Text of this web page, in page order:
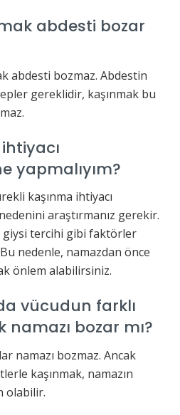
abdesti bozar
abdesti bozmaz. Abdestin
gereklidir, kaşınmak bu
yapmalıyım?
kaşınma ihtiyacı
araştırmanız gerekir.
tercihi gibi faktörler
nedenle, namazdan önce
önlem alabilirsiniz.
vücudun farklı
namazı bozar mı?
namazı bozmaz. Ancak
kaşınmak, namazın
olabilir.